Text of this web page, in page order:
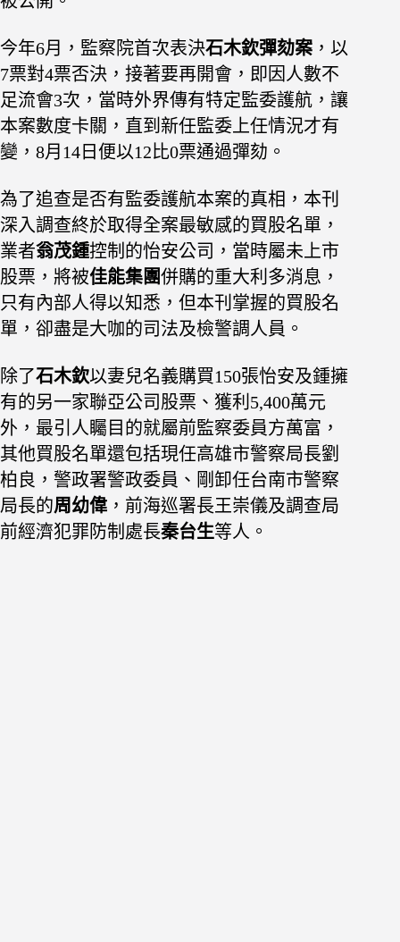
今年6月，監察院首次表決石木欽彈劾案 ，以
7票對4票否決，接著要再開會，即因人數不
足流會3次，當時外界傳有特定監委護航，讓
本案數度卡關，直到新任監委上任情況才有
變，8月14日便以12比0票通過彈劾。
為了追查是否有監委護航本案的真相，本刊
深入調查終於取得全案最敏感的買股名單，
業者翁茂鍾控制的怡安公司，當時屬未上市
股票，將被佳能集團併購的重大利多消息，
只有內部人得以知悉，但本刊掌握的買股名
單，卻盡是大咖的司法及檢警調人員。
除了石木欽以妻兒名義購買150張怡安及鍾擁
有的另一家聯亞公司股票、獲利5,400萬元
外，最引人矚目的就屬前監察委員方萬富，
其他買股名單還包括現任高雄市警察局長劉
柏良，警政署警政委員、剛卸任台南市警察
局長的周幼偉 ，前海巡署長王崇儀及調查局
前經濟犯罪防制處長秦台生等人。